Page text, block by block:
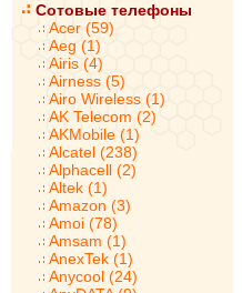
Сотовые телефоны
Acer (59)
Aeg (1)
Airis (4)
Airness (5)
Airo Wireless (1)
AK Telecom (2)
AKMobile (1)
Alcatel (238)
Alphacell (2)
Altek (1)
Amazon (3)
Amoi (78)
Amsam (1)
AnexTek (1)
Anycool (24)